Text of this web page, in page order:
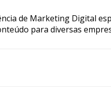
de Marketing Digital
para diversas